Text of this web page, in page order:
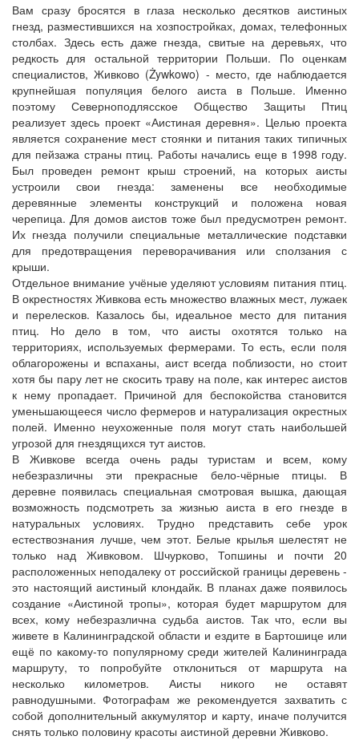
Вам сразу бросятся в глаза несколько десятков аистиных
гнезд, разместившихся на хозпостройках, домах, телефонных
столбах. Здесь есть даже гнезда, свитые на деревьях, что
редкость для остальной территории Польши. По оценкам
специалистов, Живково (Żywkowo) - место, где наблюдается
крупнейшая популяция белого аиста в Польше. Именно
поэтому Северноподлясское Общество Защиты Птиц
реализует здесь проект «Аистиная деревня». Целью проекта
является сохранение мест стоянки и питания таких типичных
для пейзажа страны птиц. Работы начались еще в 1998 году.
Был проведен ремонт крыш строений, на которых аисты
устроили свои гнезда: заменены все необходимые
деревянные элементы конструкций и положена новая
черепица. Для домов аистов тоже был предусмотрен ремонт.
Их гнезда получили специальные металлические подставки
для предотвращения переворачивания или сползания с
крыши.
Отдельное внимание учёные уделяют условиям питания птиц.
В окрестностях Живкова есть множество влажных мест, лужаек
и перелесков. Казалось бы, идеальное место для питания
птиц. Но дело в том, что аисты охотятся только на
территориях, используемых фермерами. То есть, если поля
облагорожены и вспаханы, аист всегда поблизости, но стоит
хотя бы пару лет не скосить траву на поле, как интерес аистов
к нему пропадает. Причиной для беспокойства становится
уменьшающееся число фермеров и натурализация окрестных
полей. Именно неухоженные поля могут стать наибольшей
угрозой для гнездящихся тут аистов.
В Живкове всегда очень рады туристам и всем, кому
небезразличны эти прекрасные бело-чёрные птицы. В
деревне появилась специальная смотровая вышка, дающая
возможность подсмотреть за жизнью аиста в его гнезде в
натуральных условиях. Трудно представить себе урок
естествознания лучше, чем этот. Белые крылья шелестят не
только над Живковом. Шчурково, Топшины и почти 20
расположенных неподалеку от российской границы деревень -
это настоящий аистиный клондайк. В планах даже появилось
создание «Аистиной тропы», которая будет маршрутом для
всех, кому небезразлична судьба аистов. Так что, если вы
живете в Калининградской области и ездите в Бартошице или
ещё по какому-то популярному среди жителей Калининграда
маршруту, то попробуйте отклониться от маршрута на
несколько километров. Аисты никого не оставят
равнодушными. Фотографам же рекомендуется захватить с
собой дополнительный аккумулятор и карту, иначе получится
снять только половину красоты аистиной деревни Живково.